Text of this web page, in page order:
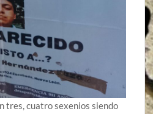
tres, cuatro sexenios siendo